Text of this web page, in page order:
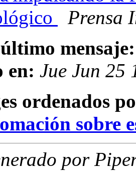
Prensa
mensaje:
en: Jue Jun 25
ordenados
sobre
por